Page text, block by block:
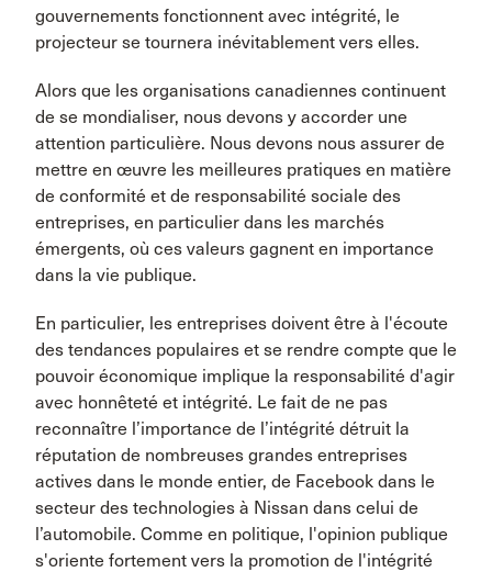
gouvernements fonctionnent avec intégrité, le
projecteur se tournera inévitablement vers elles.
Alors que les organisations canadiennes continuent
de se mondialiser, nous devons y accorder une
attention particulière. Nous devons nous assurer de
mettre en œuvre les meilleures pratiques en matière
de conformité et de responsabilité sociale des
entreprises, en particulier dans les marchés
émergents, où ces valeurs gagnent en importance
dans la vie publique.
En particulier, les entreprises doivent être à l'écoute
des tendances populaires et se rendre compte que le
pouvoir économique implique la responsabilité d'agir
avec honnêteté et intégrité. Le fait de ne pas
reconnaître l’importance de l’intégrité détruit la
réputation de nombreuses grandes entreprises
actives dans le monde entier, de Facebook dans le
secteur des technologies à Nissan dans celui de
l’automobile. Comme en politique, l'opinion publique
s'oriente fortement vers la promotion de l'intégrité